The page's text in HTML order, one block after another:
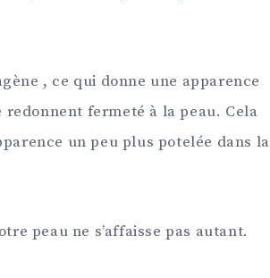
, ce qui donne une apparence
fermeté à la peau. Cela
un peu plus potelée dans la
peau ne s’affaisse pas autant.